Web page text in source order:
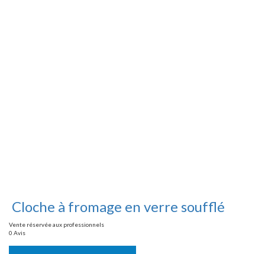
Cloche à fromage en verre soufflé
Vente réservée aux professionnels
0 Avis